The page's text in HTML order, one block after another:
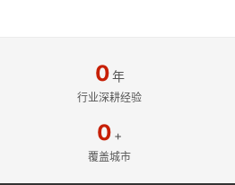
0年
行业深耕经验
0 +
覆盖城市